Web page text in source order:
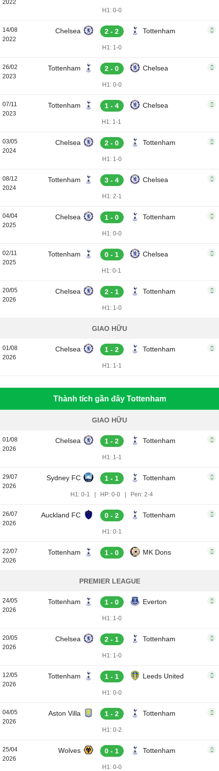
2022
H1: 0-0
14/08
2022
Chelsea 2 - 2 Tottenham
H1: 1-0
26/02
2023
Tottenham 2 - 0 Chelsea
H1: 0-0
07/11
2023
Tottenham 1 - 4 Chelsea
H1: 1-1
03/05
2024
Chelsea 2 - 0 Tottenham
H1: 1-0
08/12
2024
Tottenham 3 - 4 Chelsea
H1: 2-1
04/04
2025
Chelsea 1 - 0 Tottenham
H1: 0-0
02/11
2025
Tottenham 0 - 1 Chelsea
H1: 0-1
20/05
2026
Chelsea 2 - 1 Tottenham
H1: 1-0
GIAO HỮU
01/08
2026
Chelsea 1 - 2 Tottenham
H1: 1-1
Thành tích gần đây Tottenham
GIAO HỮU
01/08
2026
Chelsea 1 - 2 Tottenham
H1: 1-1
29/07
2026
Sydney FC 1 - 1 Tottenham
H1: 0-1 HP: 0-0 Pen: 2-4
26/07
2026
Auckland FC 0 - 2 Tottenham
H1: 0-1
22/07
2026
Tottenham 1 - 0 MK Dons
PREMIER LEAGUE
24/05
2026
Tottenham 1 - 0 Everton
H1: 1-0
20/05
2026
Chelsea 2 - 1 Tottenham
H1: 1-0
12/05
2026
Tottenham 1 - 1 Leeds United
H1: 0-0
04/05
2026
Aston Villa 1 - 2 Tottenham
H1: 0-2
25/04
2026
Wolves 0 - 1 Tottenham
H1: 0-0